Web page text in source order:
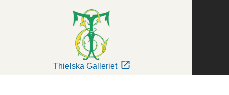
Thielska Galleriet